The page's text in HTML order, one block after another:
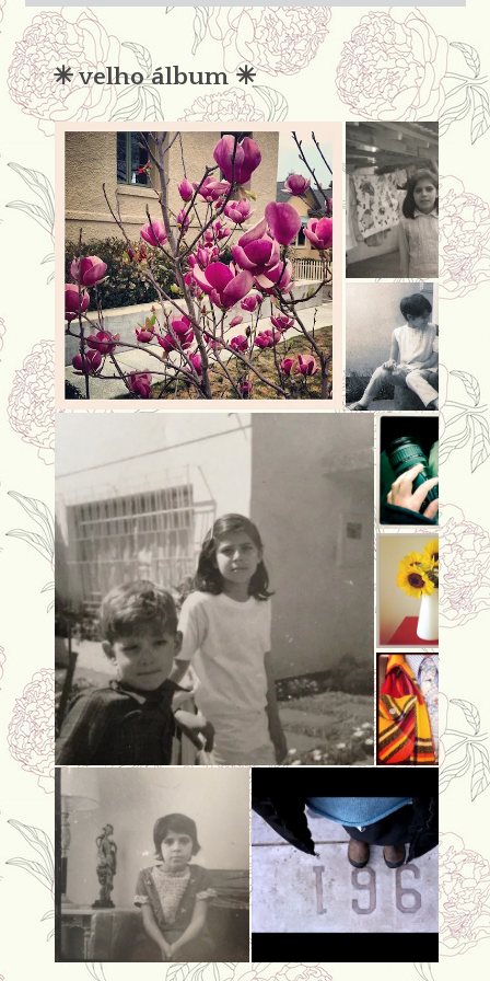
condena
✳︎ velho álbum ✳︎